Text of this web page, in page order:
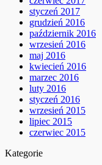
styczeń 2017
grudzień 2016
październik 2016
wrzesień 2016
maj 2016
kwiecień 2016
marzec 2016
luty 2016
styczeń 2016
wrzesień 2015
lipiec 2015
czerwiec 2015
Kategorie